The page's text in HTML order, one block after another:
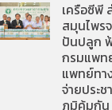
เครือซีพี
สมุนไพร
ปันปลูก ฟ้
กรมแพท
แพทย์ทา
จ่ายประช
ภูมิคุ้มกัน